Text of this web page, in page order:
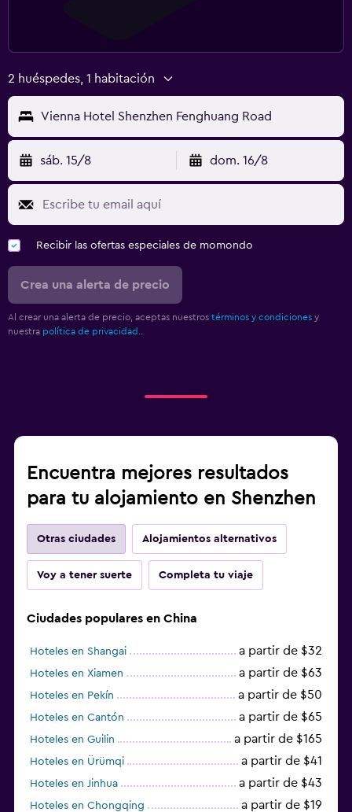
2 huéspedes, 1 habitación
Vienna Hotel Shenzhen Fenghuang Road
sáb. 15/8 dom. 16/8
Recibir las ofertas especiales de momondo
Crea una alerta de precio
Al crear una alerta de precio, aceptas nuestros términos y condiciones y
nuestra política de privacidad.
Encuentra mejores resultados
para tu alojamiento en Shenzhen
Otras ciudades Alojamientos alternativos
Voy a tener suerte Completa tu viaje
Ciudades populares en China
Hoteles en Shangai a partir de $32
Hoteles en Xiamen a partir de $63
Hoteles en Pekín a partir de $50
Hoteles en Cantón a partir de $65
Hoteles en Guilin a partir de $165
Hoteles en Ürümqi a partir de $41
Hoteles en Jinhua a partir de $43
Hoteles en Chongqing a partir de $19